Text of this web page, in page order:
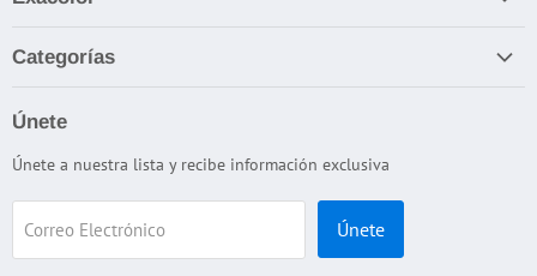
Términos y Condiciones
Política de devolución / reembolso
Categorías
Cabinas de Iluminación
Color
Dispersión
DJH
Únete
Únete a nuestra lista y recibe información exclusiva
Correo Electrónico Únete